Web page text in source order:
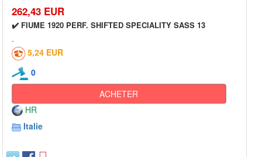
262,43 EUR
✔️ FIUME 1920 PERF. SHIFTED SPECIALITY SASS 13
5,24 EUR
0
ACHETER
HR
Italie